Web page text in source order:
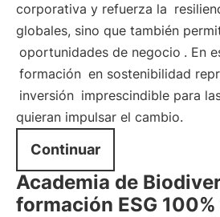
corporativa y refuerza la
globales, sino que también
oportunidades de negocio . En
formación en sostenibilidad
inversión imprescindible para
quieran impulsar el cambio.
Continuar
Academia de
formación ESG